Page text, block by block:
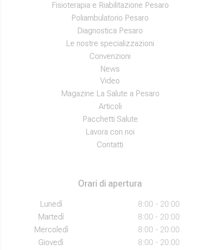
Fisioterapia e Riabilitazione Pesaro
Poliambulatorio Pesaro
Diagnostica Pesaro
Le nostre specializzazioni
Convenzioni
News
Video
Magazine La Salute a Pesaro
Articoli
Pacchetti Salute
Lavora con noi
Contatti
Orari di apertura
Lunedì
8:00 - 20:00
Martedì
8:00 - 20:00
Mercoledì
8:00 - 20:00
Giovedì
8:00 - 20:00